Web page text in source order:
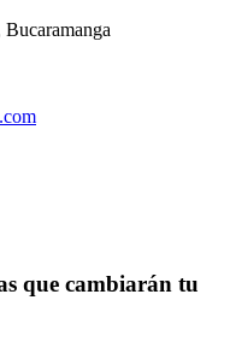
que cambiarán tu